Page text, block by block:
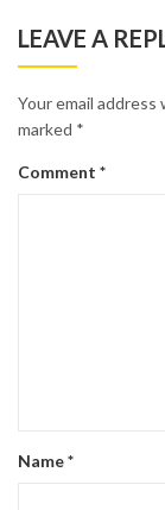
LEAVE A
Your email
marked *
Comment *
Name*